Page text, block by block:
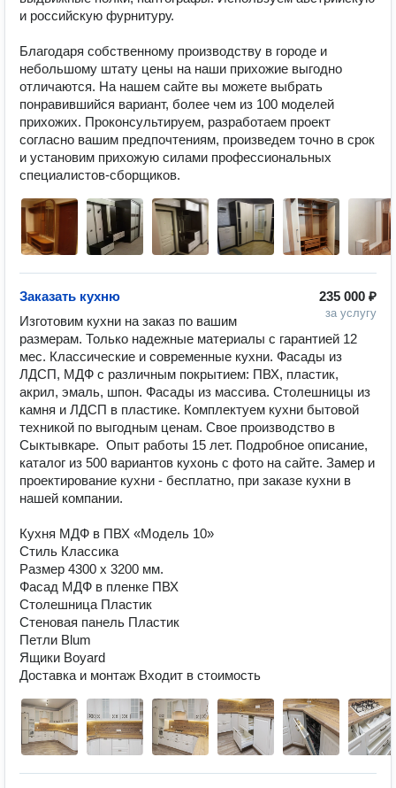
и российскую фурнитуру.
Благодаря собственному производству в городе и
небольшому штату цены на наши прихожие выгодно
отличаются. На нашем сайте вы можете выбрать
понравившийся вариант, более чем из 100 моделей
прихожих. Проконсультируем, разработаем проект
согласно вашим предпочтениям, произведем точно в срок
и установим прихожую силами профессиональных
235 000 ₽
за услугу
Заказать кухню
Изготовим кухни на заказ по вашим
размерам. Только надежные материалы с гарантией 12
мес. Классические и современные кухни. Фасады из
ЛДСП, МДФ с различным покрытием: ПВХ, пластик,
акрил, эмаль, шпон. Фасады из массива. Столешницы из
камня и ЛДСП в пластике. Комплектуем кухни бытовой
техникой по выгодным ценам. Свое производство в
Сыктывкаре.  Опыт работы 15 лет. Подробное описание,
каталог из 500 вариантов кухонь с фото на сайте. Замер и
проектирование кухни - бесплатно, при заказе кухни в
нашей компании.
Кухня МДФ в ПВХ «Модель 10»
Стиль Классика
Размер 4300 x 3200 мм.
Фасад МДФ в пленке ПВХ
Столешница Пластик
Стеновая панель Пластик
Петли Blum
Ящики Boyard
Доставка и монтаж Входит в стоимость